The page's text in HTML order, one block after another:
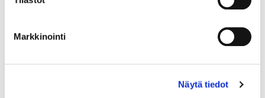
Markkinointi
Näytä tiedot